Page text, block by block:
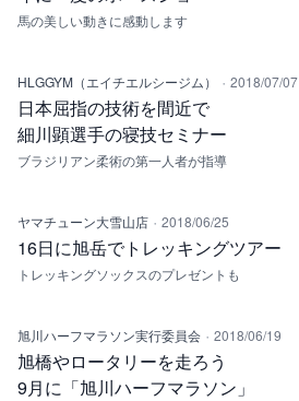
馬の美しい動きに感動します
HLGGYM（エイチエルシージム） · 2018/07/07
日本屈指の技術を間近で
細川顕選手の寝技セミナー
ブラジリアン柔術の第一人者が指導
ヤマチューン大雪山店 · 2018/06/25
16日に旭岳でトレッキングツアー
トレッキングソックスのプレゼントも
旭川ハーフマラソン実行委員会 · 2018/06/19
旭橋やロータリーを走ろう
9月に「旭川ハーフマラソン」